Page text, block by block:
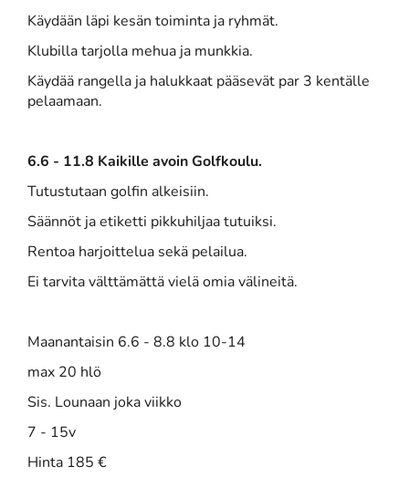
Käydään läpi kesän toiminta ja ryhmät.
Klubilla tarjolla mehua ja munkkia.
Käydää rangella ja halukkaat pääsevät par 3 kentälle
pelaamaan.
6.6 - 11.8 Kaikille avoin Golfkoulu.
Tutustutaan golfin alkeisiin.
Säännöt ja etiketti pikkuhiljaa tutuiksi.
Rentoa harjoittelua sekä pelailua.
Ei tarvita välttämättä vielä omia välineitä.
Maanantaisin 6.6 - 8.8 klo 10-14
max 20 hlö
Sis. Lounaan joka viikko
7 - 15v
Hinta 185 €